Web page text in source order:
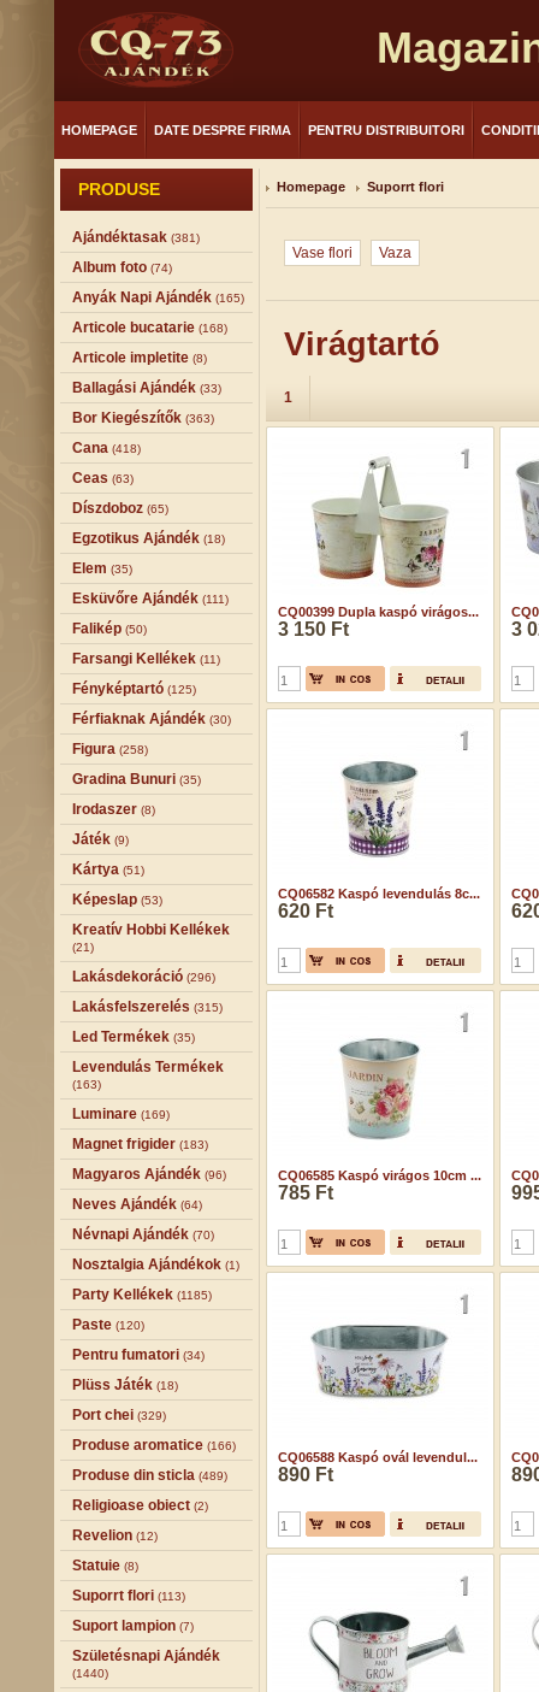
HOMEPAGE DATE DESPRE FIRMA PENTRU DISTRIBUITORI
PRODUSE
Ajándéktasak (381)
Album foto (74)
Anyák Napi Ajándék (165)
Articole bucatarie (168)
Articole impletite (8)
Ballagási Ajándék (33)
Bor Kiegészítők (363)
Cana (418)
Ceas (63)
Díszdoboz (65)
Egzotikus Ajándék (18)
Elem (35)
Esküvőre Ajándék (111)
Falikép (50)
Farsangi Kellékek (11)
Fényképtartó (125)
Férfiaknak Ajándék (30)
Figura (258)
Gradina Bunuri (35)
Irodaszer (8)
Játék (9)
Kártya (51)
Képeslap (53)
Kreatív Hobbi Kellékek
(21)
Lakásdekoráció (296)
Lakásfelszerelés (315)
Led Termékek (35)
Levendulás Termékek
(163)
Luminare (169)
Magnet frigider (183)
Magyaros Ajándék (96)
Neves Ajándék (64)
Névnapi Ajándék (70)
Nosztalgia Ajándékok (1)
Party Kellékek (1185)
Paste (120)
Pentru fumatori (34)
Plüss Játék (18)
Port chei (329)
Produse aromatice (166)
Produse din sticla (489)
Religioase obiect (2)
Revelion (12)
Statuie (8)
Suporrt flori (113)
Suport lampion (7)
Születésnapi Ajándék
(1440)
Homepage Suporrt flori
Vase flori Vaza
Virágtartó
1
CQ00399 Dupla kaspó virágos...
3 150 Ft 3
CQ06582 Kaspó levendulás 8c...
620 Ft
CQ06585 Kaspó virágos 10cm ...
785 Ft
CQ06588 Kaspó ovál levendul...
890 Ft